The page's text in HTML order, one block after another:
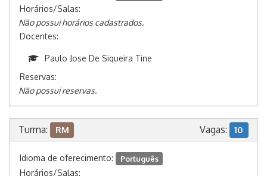
Horários/Salas:
Não possui horários cadastrados.
Docentes:
Paulo Jose De Siqueira Tine
Reservas:
Não possui reservas.
Turma: RM Vagas: 10
Idioma de oferecimento: Português
Horários/Salas: